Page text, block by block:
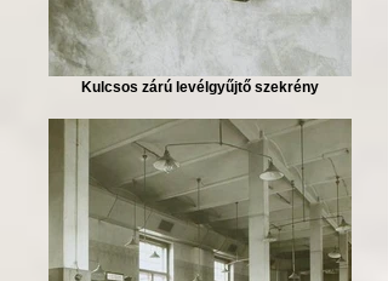
Kulcsos zárú levélgyűjtő szekrény